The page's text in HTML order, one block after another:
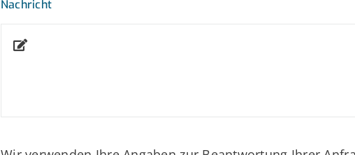
Nachricht